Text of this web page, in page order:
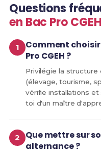
Questions
en Bac Pro CGEH
Comment
Pro CGEH ?
Privilégie la
(élevage, tourisme,
vérifie installations
toi d'un maître
Que mettre sur
alternance ?